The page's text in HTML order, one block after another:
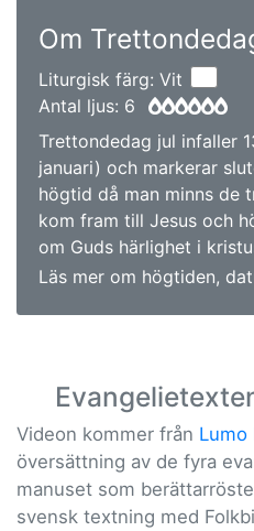
Om
Liturgisk färg: Vit
Antal ljus: 6
Trettondedag jul infaller
januari) och markerar
högtid då man minns de
kom fram till Jesus och
om Guds härlighet i
Läs mer om högtiden,
Videon kommer från Lumo
översättning av de fyra
manuset som
svensk textning med